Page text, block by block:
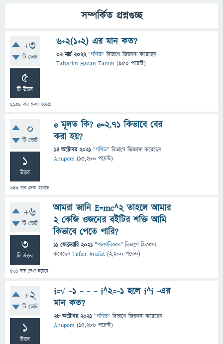
সম্পর্কিত প্রশ্নগুচ্ছ
+3
টি ভোট
5
টি উত্তর
1,139 বার দেখা হয়েছে
6÷2(1+2) এর মান কত?
02 মার্চ 2022 "গণিত" বিভাগে জিজ্ঞাসাকরেছেন
Taharim Hasan Tanim (950 পয়েন্ট)
0
টি ভোট
1
উত্তর
649 বার দেখা হয়েছে
e মূলত কি? e=2.71 কিভাবে বের
করা হয়?
14 অক্টোবর 2021 "গণিত" বিভাগে জিজ্ঞাসাকরেছেন
Anupom (15,280 পয়েন্ট)
+6
টি ভোট
3
টি উত্তর
561 বার দেখা হয়েছে
আমরা জানি E=mc^2 তাহলে আমার
২ কেজি ওজনের বইটির শক্তি আমি
কিভাবে পেতে পারি?
11 ফেব্রুয়ারি 2021 "পদার্থবিজ্ঞান" বিভাগে জিজ্ঞাসা
করেছেনTafsir Arafat (2,200 পয়েন্ট)
+2
টি ভোট
1
উত্তর
i=√ −1 − − − i^2=−1 হলে i^i -এর
মান কত?
28 অক্টোবর 2021 "গণিত" বিভাগে জিজ্ঞাসাকরেছেন
Anupom (15,280 পয়েন্ট)